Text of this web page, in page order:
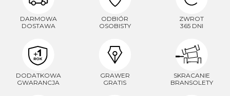
DARMOWA
DOSTAWA
ODBIÓR
OSOBISTY
ZWROT
365 DNI
DODATKOWA
GWARANCJA
GRAWER
GRATIS
SKRACANIE
BRANSOLETY